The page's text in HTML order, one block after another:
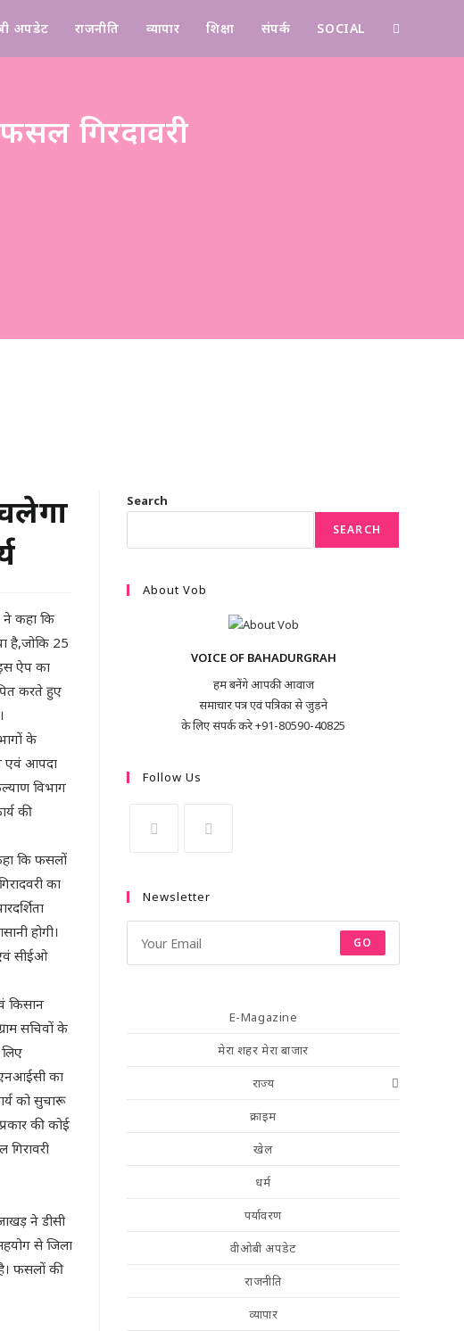
अपडेट राजनीति व्यापार शिक्षा संपर्क SOCIAL
गिरदावरी
ने कहा कि
है,जोकि 25
ऐप का
करते हुए
के
एवं आपदा
विभाग
की
कि फसलों
का
होगी।
सीईओ
किसान
सचिवों के
एनआईसी का
को सुचारू
की कोई
ने डीसी
से जिला
फसलों की
Search
SEARCH
About Vob
VOICE OF BAHADURGRAH
हम बनेंगे आपकी आवाज
समाचार पत्र एवं पत्रिका से जुड़ने
के लिए संपर्क करे +91-80590-40825
Follow Us
Newsletter
GO
E-Magazine
मेरा शहर मेरा बाजार
राज्य
क्राइम
खेल
धर्म
पर्यावरण
वीओबी अपडेट
राजनीति
व्यापार
Contact